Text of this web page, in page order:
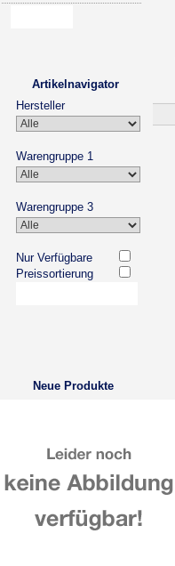
Artikelnavigator
Hersteller
Warengruppe 1
Warengruppe 3
Nur Verfügbare
Preissortierung
Neue Produkte